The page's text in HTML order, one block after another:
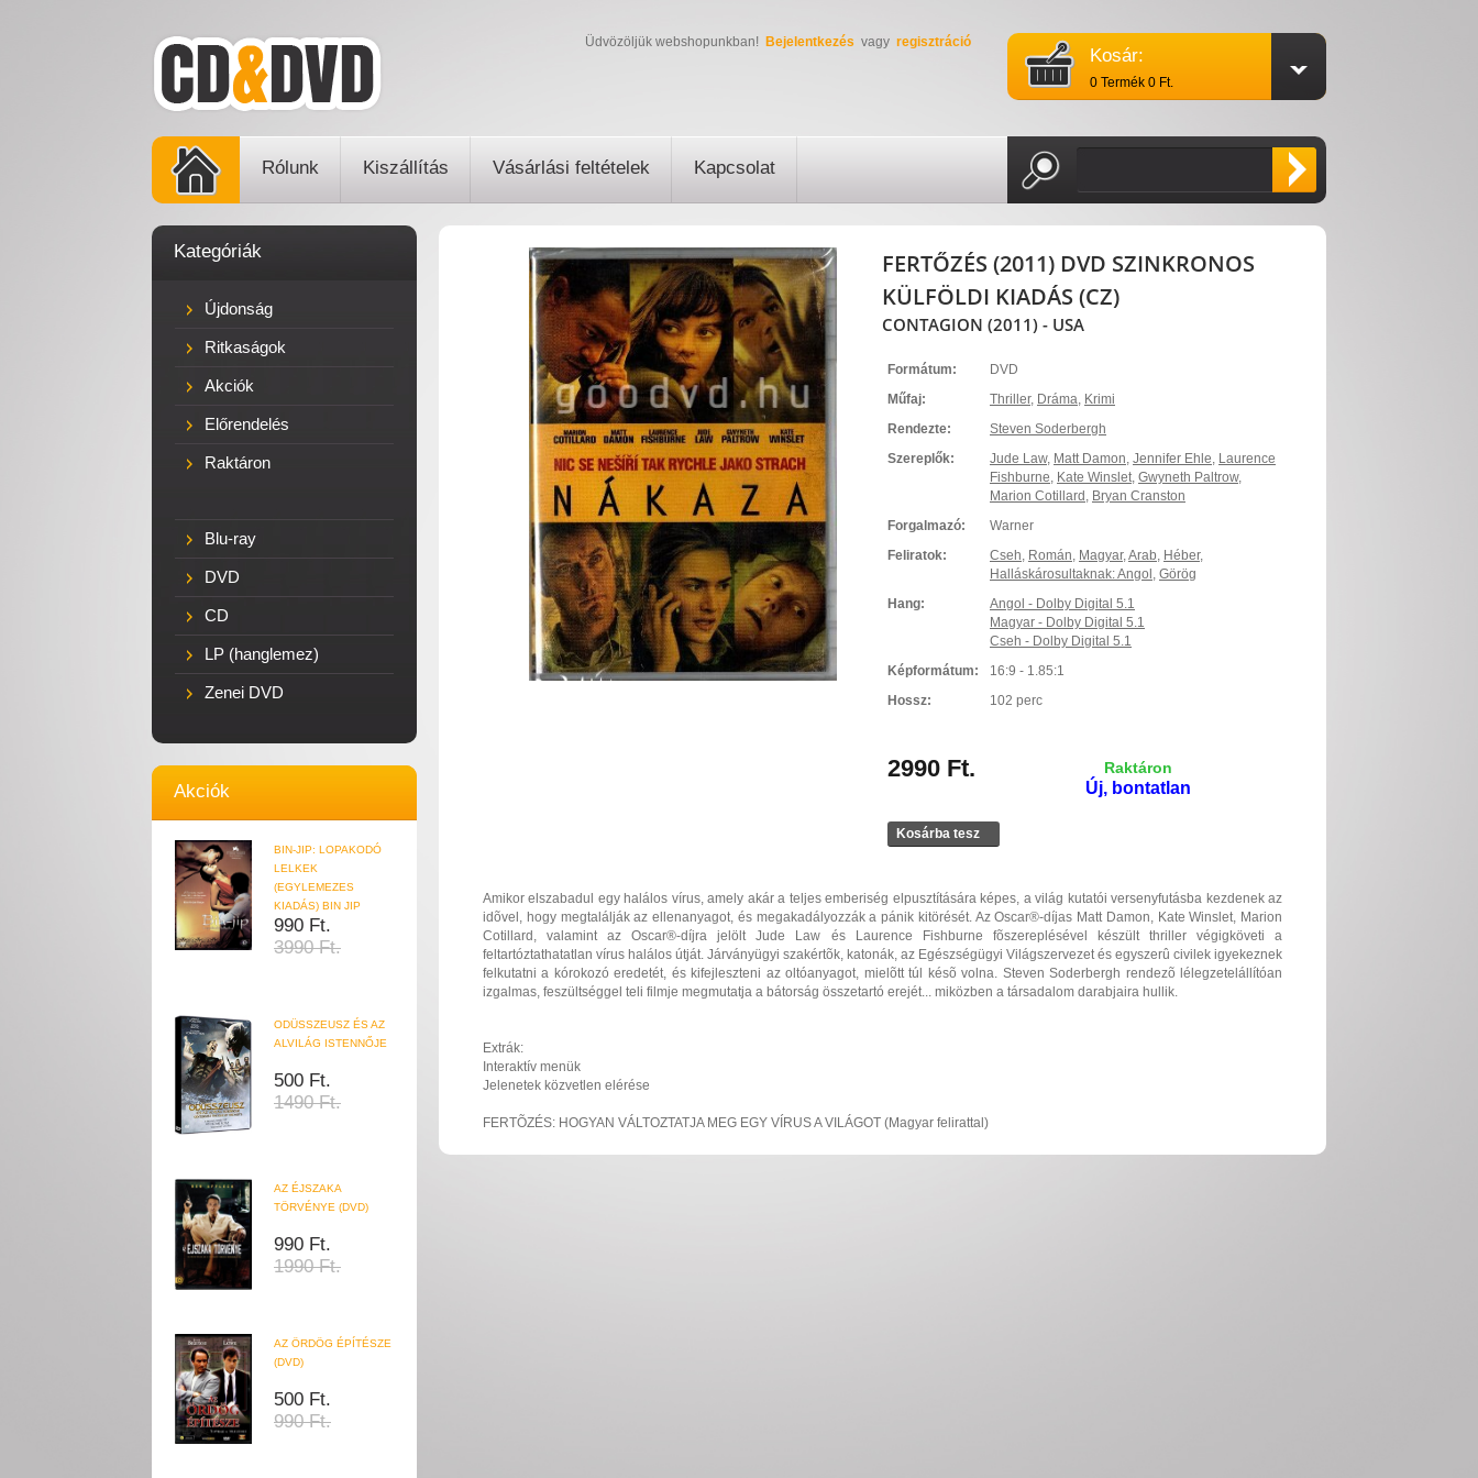
Kosár:
0 Termék 0 Ft.
Üdvözöljük webshopunkban! Bejelentkezés vagy regisztráció
Rólunk Kiszállítás Vásárlási feltételek Kapcsolat
Kategóriák
Újdonság
Ritkaságok
Akciók
Előrendelés
Raktáron
Blu-ray
DVD
CD
LP (hanglemez)
Zenei DVD
Akciók
BIN-JIP: LOPAKODÓ
LELKEK
(EGYLEMEZES
KIADÁS) BIN JIP
990 Ft.
3990 Ft.
ODÜSSZEUSZ ÉS AZ
ALVILÁG ISTENNŐJE
500 Ft.
1490 Ft.
AZ ÉJSZAKA
TÖRVÉNYE (DVD)
990 Ft.
1990 Ft.
AZ ÖRDÖG ÉPÍTÉSZE
(DVD)
500 Ft.
990 Ft.
FERTŐZÉS (2011) DVD SZINKRONOS
KÜLFÖLDI KIADÁS (CZ)
CONTAGION (2011) - USA
Formátum:
DVD
Műfaj:
Thriller, Dráma, Krimi
Rendezte:
Steven Soderbergh
Szereplők:
Jude Law, Matt Damon, Jennifer Ehle, Laurence
Fishburne, Kate Winslet, Gwyneth Paltrow,
Marion Cotillard , Bryan Cranston
Forgalmazó:
Warner
Feliratok:
Cseh, Román, Magyar,Arab, Héber,
Halláskárosultaknak: Angol , Görög
Hang:
Angol - Dolby Digital 5.1
Magyar - Dolby Digital 5.1
Cseh - Dolby Digital 5.1
Képformátum:
16:9 - 1.85:1
Hossz:
102 perc
2990 Ft. Raktáron
Új, bontatlan
Kosárba tesz
Amikor elszabadul egy halálos vírus, amely akár a teljes emberiség elpusztítására képes, a világ kutatói versenyfutásba kezdenek az
idõvel, hogy megtalálják az ellenanyagot, és megakadályozzák a pánik kitörését. Az Oscar®-díjas Matt Damon, Kate Winslet, Marion
Cotillard, valamint az Oscar®-díjra jelölt Jude Law és Laurence Fishburne fõszereplésével készült thriller végigköveti a
feltartóztathatatlan vírus halálos útját. Járványügyi szakértõk, katonák, az Egészségügyi Világszervezet és egyszerû civilek igyekeznek
felkutatni a kórokozó eredetét, és kifejleszteni az oltóanyagot, mielõtt túl késõ volna. Steven Soderbergh rendezõ lélegzetelállítóan
izgalmas, feszültséggel teli filmje megmutatja a bátorság összetartó erejét... miközben a társadalom darabjaira hullik.
Extrák:
Interaktív menük
Jelenetek közvetlen elérése
FERTÕZÉS: HOGYAN VÁLTOZTATJA MEG EGY VÍRUS A VILÁGOT (Magyar felirattal)